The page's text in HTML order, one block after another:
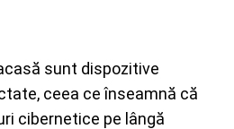
sunt dispozitive
ceea ce înseamnă că
cibernetice pe lângă